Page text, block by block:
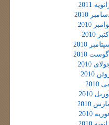
2011
2010
2010
2010
2010
2010
2010
2010
2010
2010
2010
2010